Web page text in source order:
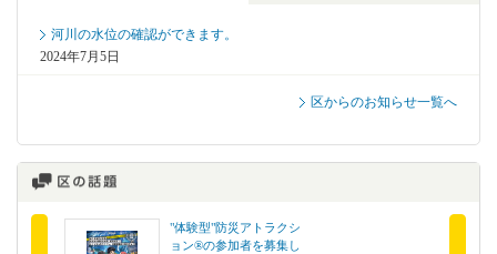
河川の水位の確認ができます。
2024年7月5日
区からのお知らせ一覧へ
"体験型"防災アトラクシ
ョン®の参加者を募集し